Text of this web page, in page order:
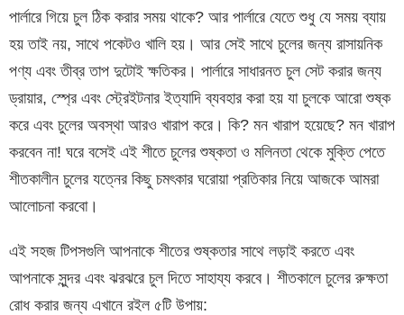
পার্লারে গিয়ে চুল ঠিক করার সময় থাকে? আর পার্লারে যেতে শুধু যে সময় ব্যায়
হয় তাই নয়, সাথে পকেটও খালি হয়। আর সেই সাথে চুলের জন্য রাসায়নিক
পণ্য এবং তীব্র তাপ দুটোই ক্ষতিকর। পার্লারে সাধারনত চুল সেট করার জন্য
ড্রায়ার, স্প্রে এবং স্ট্রেইটনার ইত্যাদি ব্যবহার করা হয় যা চুলকে আরো শুষ্ক
করে এবং চুলের অবস্থা আরও খারাপ করে। কি? মন খারাপ হয়েছে? মন খারাপ
করবেন না! ঘরে বসেই এই শীতে চুলের শুষ্কতা ও মলিনতা থেকে মুক্তি পেতে
শীতকালীন চুলের যত্নের কিছু চমৎকার ঘরোয়া প্রতিকার নিয়ে আজকে আমরা
আলোচনা করবো।
এই সহজ টিপসগুলি আপনাকে শীতের শুষ্কতার সাথে লড়াই করতে এবং
আপনাকে সুন্দর এবং ঝরঝরে চুল দিতে সাহায্য করবে। শীতকালে চুলের রুক্ষতা
রোধ করার জন্য এখানে রইল ৫টি উপায়: